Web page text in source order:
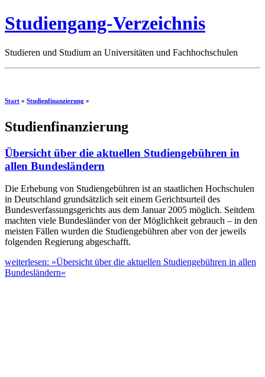
Studiengang-Verzeichnis
Studieren und Studium an Universitäten und Fachhochschulen
Start » Studienfinanzierung »
Studienfinanzierung
Übersicht über die aktuellen Studiengebühren in
allen Bundesländern
Die Erhebung von Studiengebühren ist an staatlichen Hochschulen
in Deutschland grundsätzlich seit einem Gerichtsurteil des
Bundesverfassungsgerichts aus dem Januar 2005 möglich. Seitdem
machten viele Bundesländer von der Möglichkeit gebrauch – in den
meisten Fällen wurden die Studiengebühren aber von der jeweils
folgenden Regierung abgeschafft.
weiterlesen: »Übersicht über die aktuellen Studiengebühren in allen
Bundesländern«